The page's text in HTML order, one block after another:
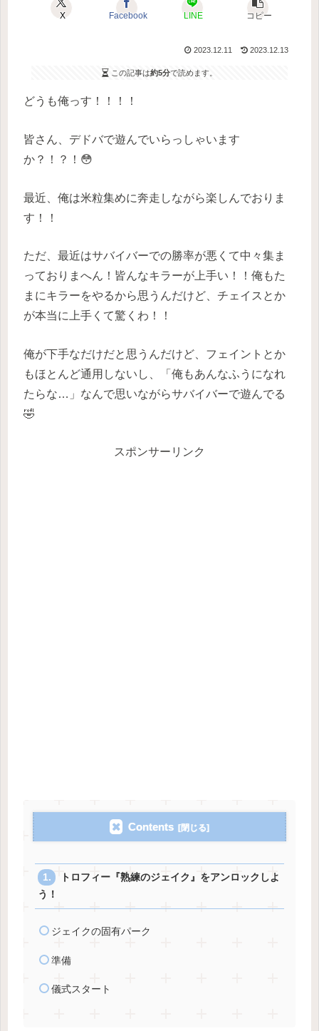
X Facebook LINE コピー
2023.12.11 2023.12.13
この記事は約5分で読めます。
どうも俺っす！！！！
皆さん、デドバで遊んでいらっしゃいます
か？！？！😳
最近、俺は米粒集めに奔走しながら楽しんでおりま
す！！
ただ、最近はサバイバーでの勝率が悪くて中々集ま
っておりまへん！皆んなキラーが上手い！！俺もた
まにキラーをやるから思うんだけど、チェイスとか
が本当に上手くて驚くわ！！
俺が下手なだけだと思うんだけど、フェイントとか
もほとんど通用しないし、「俺もあんなふうになれ
たらな…」なんで思いながらサバイバーで遊んでる
🤣
スポンサーリンク
Contents
トロフィー『熟練のジェイク』をアンロックしよ
う！
ジェイクの固有パーク
準備
儀式スタート